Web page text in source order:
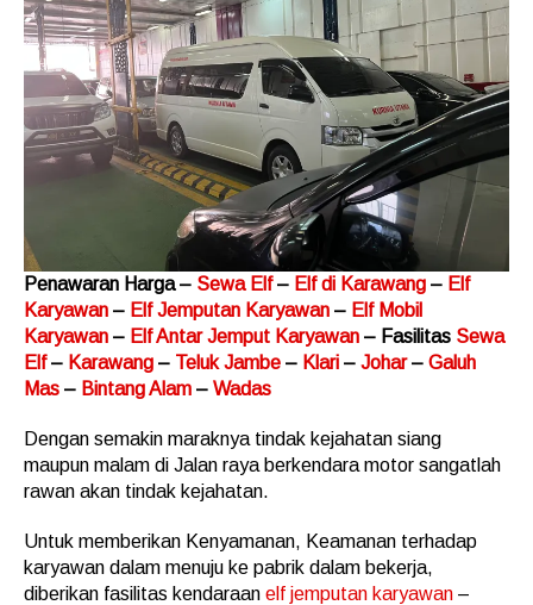
Penawaran Harga – Sewa Elf– Elf di Karawang – Elf
Karyawan – Elf Jemputan Karyawan – Elf Mobil
Karyawan – Elf Antar Jemput Karyawan – Fasilitas Sewa
Elf– Karawang – Teluk Jambe – Klari – Johar– Galuh
Mas – Bintang Alam – Wadas
Dengan semakin maraknya tindak kejahatan siang
maupun malam di Jalan raya berkendara motor sangatlah
rawan akan tindak kejahatan.
Untuk memberikan Kenyamanan, Keamanan terhadap
karyawan dalam menuju ke pabrik dalam bekerja,
diberikan fasilitas kendaraan elf jemputan karyawan –